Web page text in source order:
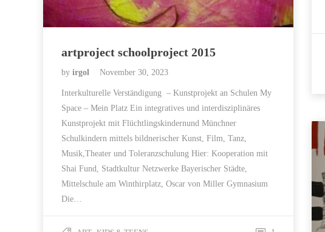
artproject schoolproject 2015
by irgol November 30, 2023
Interkulturelle Verständigung – Kunstprojekt an Schulen My
Space – Mein Platz Ein integratives und interdisziplinäres
Kunstprojekt mit Flüchtlingskindernund Münchner
Schulkindern mittels bildnerischer Kunst, Film, Tanz,
Musik,Theater und Toleranzschulung Hier: Kooperation mit
Shai Fund, Stadtkultur Netzwerke Bayerischer Städte,
Mittelschule am Winthirplatz, Oscar von Miller Gymnasium
Die…